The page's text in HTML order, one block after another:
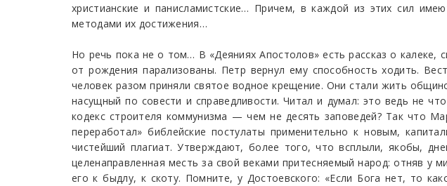
христианские и панисламистские… Причем, в каждой из этих сил
методами их достижения…
Но речь пока не о том… В «Деяниях Апостолов» есть рассказ о калеке,
от рождения парализованы. Петр вернул ему способность ходить.
человек разом приняли святое водное крещение. Они стали жить
насущный по совести и справедливости. Читал и думал: это ведь не
кодекс строителя коммунизма — чем не десять заповедей? Так что
переработал» библейские постулаты применительно к новым,
чистейший плагиат. Утверждают, более того, что всплыли, якобы,
целенаправленная месть за свой веками притесняемый народ: отняв у
его к быдлу, к скоту. Помните, у Достоевского: «Если Бога нет, то